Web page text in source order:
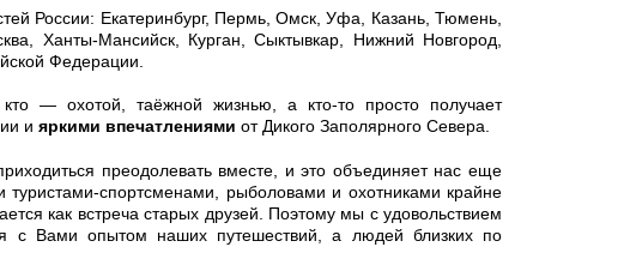
России: Екатеринбург, Пермь, Омск, Уфа, Казань, Тюмень,
Ханты-Мансийск, Курган, Сыктывкар, Нижний Новгород,
Федерации.
кто— охотой, таёжной жизнью, а кто-то просто получает
и яркими впечатлениями от Дикого Заполярного Севера.
преодолевать вместе, и это объединяет нас еще
спортсменами, рыболовами и охотниками крайне
как встреча старых друзей. Поэтому мы с удовольствием
с Вами опытом наших путешествий, а людей близких по